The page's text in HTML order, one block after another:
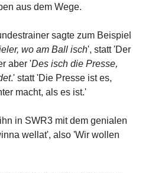
aus dem Wege.
sagte zum Beispiel
wo am Ball isch', statt 'Der
aber 'Des isch die Presse,
.' statt 'Die Presse ist es,
macht, als es ist.'
in SWR3 mit dem genialen
wellat', also 'Wir wollen